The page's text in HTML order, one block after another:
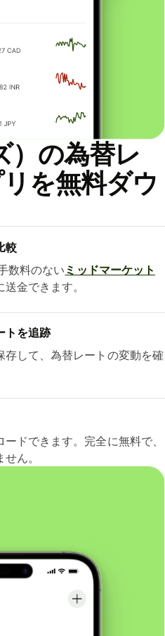
）の為替レ
を無料ダウ
較
数料のない ミッドマーケット
金できます。
トを追跡
存して、為替レートの変動を確
ドできます。完全に無料で、
ん。